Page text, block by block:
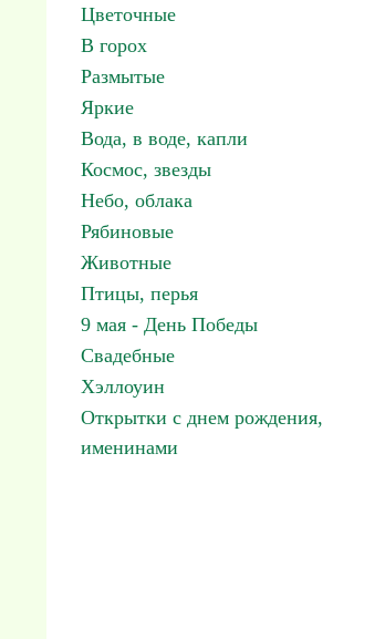
Цветочные
В горох
Размытые
Яркие
Вода, в воде, капли
Космос, звезды
Небо, облака
Рябиновые
Животные
Птицы, перья
9 мая - День Победы
Свадебные
Хэллоуин
Открытки с днем рождения,
именинами